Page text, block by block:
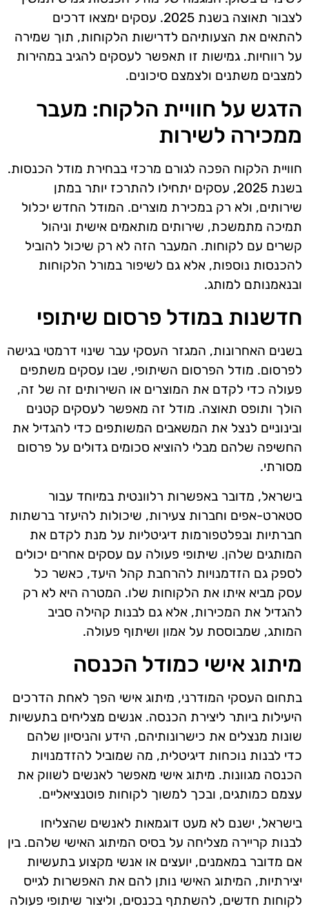
לצבור תאוצה בשנת 2025. עסקים ימצאו דרכים
להתאים את הצעותיהם לדרישות הלקוחות, תוך שמירה
על רווחיות. גמישות זו תאפשר לעסקים להגיב במהירות
למצבים משתנים ולצמצם סיכונים.
הדגש על חוויית הלקוח: מעבר
ממכירה לשירות
חוויית הלקוח הפכה לגורם מרכזי בבחירת מודל הכנסות.
בשנת 2025, עסקים יתחילו להתרכז יותר במתן
שירותים, ולא רק במכירת מוצרים. המודל החדש יכלול
תמיכה מתמשכת, שירותים מותאמים אישית וניהול
קשרים עם לקוחות. המעבר הזה לא רק שיכול להוביל
להכנסות נוספות, אלא גם לשיפור במורל הלקוחות
ובנאמנותם למותג.
חדשנות במודל פרסום שיתופי
בשנים האחרונות, המגזר העסקי עבר שינוי דרמטי בגישה
לפרסום. מודל הפרסום השיתופי, שבו עסקים משתפים
פעולה כדי לקדם את המוצרים או השירותים זה של זה,
הולך ותופס תאוצה. מודל זה מאפשר לעסקים קטנים
ובינוניים לנצל את המשאבים המשותפים כדי להגדיל את
החשיפה שלהם מבלי להוציא סכומים גדולים על פרסום
מסורתי.
בישראל, מדובר באפשרות רלוונטית במיוחד עבור
סטארט-אפים וחברות צעירות, שיכולות להיעזר ברשתות
חברתיות ובפלטפורמות דיגיטליות על מנת לקדם את
המותגים שלהן. שיתופי פעולה עם עסקים אחרים יכולים
לספק גם הזדמנויות להרחבת קהל היעד, כאשר כל
עסק מביא איתו את הלקוחות שלו. המטרה היא לא רק
להגדיל את המכירות, אלא גם לבנות קהילה סביב
המותג, שמבוססת על אמון ושיתוף פעולה.
מיתוג אישי כמודל הכנסה
בתחום העסקי המודרני, מיתוג אישי הפך לאחת הדרכים
היעילות ביותר ליצירת הכנסה. אנשים מצליחים בתעשיות
שונות מנצלים את כישרונותיהם, הידע והניסיון שלהם
כדי לבנות נוכחות דיגיטלית, מה שמוביל להזדמנויות
הכנסה מגוונות. מיתוג אישי מאפשר לאנשים לשווק את
עצמם כמותגים, ובכך למשוך לקוחות פוטנציאליים.
בישראל, ישנם לא מעט דוגמאות לאנשים שהצליחו
לבנות קריירה מצליחה על בסיס המיתוג האישי שלהם. בין
אם מדובר במאמנים, יועצים או אנשי מקצוע בתעשיות
יצירתיות, המיתוג האישי נותן להם את האפשרות לגייס
לקוחות חדשים, להשתתף בכנסים, וליצור שיתופי פעולה